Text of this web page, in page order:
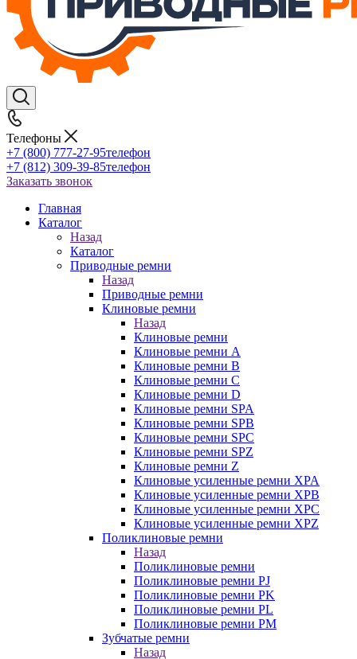
Телефоны
+7 (800) 777-27-95телефон
+7 (812) 309-39-85телефон
Заказать звонок
Главная
Каталог
Назад
Каталог
Приводные ремни
Назад
Приводные ремни
Клиновые ремни
Назад
Клиновые ремни
Клиновые ремни A
Клиновые ремни B
Клиновые ремни C
Клиновые ремни D
Клиновые ремни SPA
Клиновые ремни SPB
Клиновые ремни SPC
Клиновые ремни SPZ
Клиновые ремни Z
Клиновые усиленные ремни XPA
Клиновые усиленные ремни XPB
Клиновые усиленные ремни XPC
Клиновые усиленные ремни XPZ
Поликлиновые ремни
Назад
Поликлиновые ремни
Поликлиновые ремни PJ
Поликлиновые ремни PK
Поликлиновые ремни PL
Поликлиновые ремни PM
Зубчатые ремни
Назад